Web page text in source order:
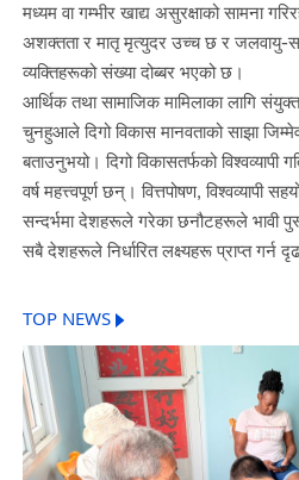
मध्यम वा गम्भीर खाद्य असुरक्षाको सामना
अशक्तता र मातृ मृत्युदर उच्च छ र जलवायु-
व्यक्तिहरूको संख्या दोब्बर भएको छ।
आर्थिक तथा सामाजिक मामिलाका लागि
चुनहुआले दिगो विकास मानवताको साझा
बताउनुभयो। दिगो विकासतर्फको विश्वव्यापी
वर्ष महत्त्वपूर्ण छन्। वित्तपोषण, विश्वव्यापी
सन्दर्भमा देशहरूले गरेका छनौटहरूले भावी
सबै देशहरूले निर्धारित लक्ष्यहरू प्राप्त गर्न
TOP NEWS